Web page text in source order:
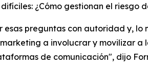
¿Cómo gestionan el riesgo
preguntas con autoridad y,
a involucrar y movilizar
de comunicación", dijo